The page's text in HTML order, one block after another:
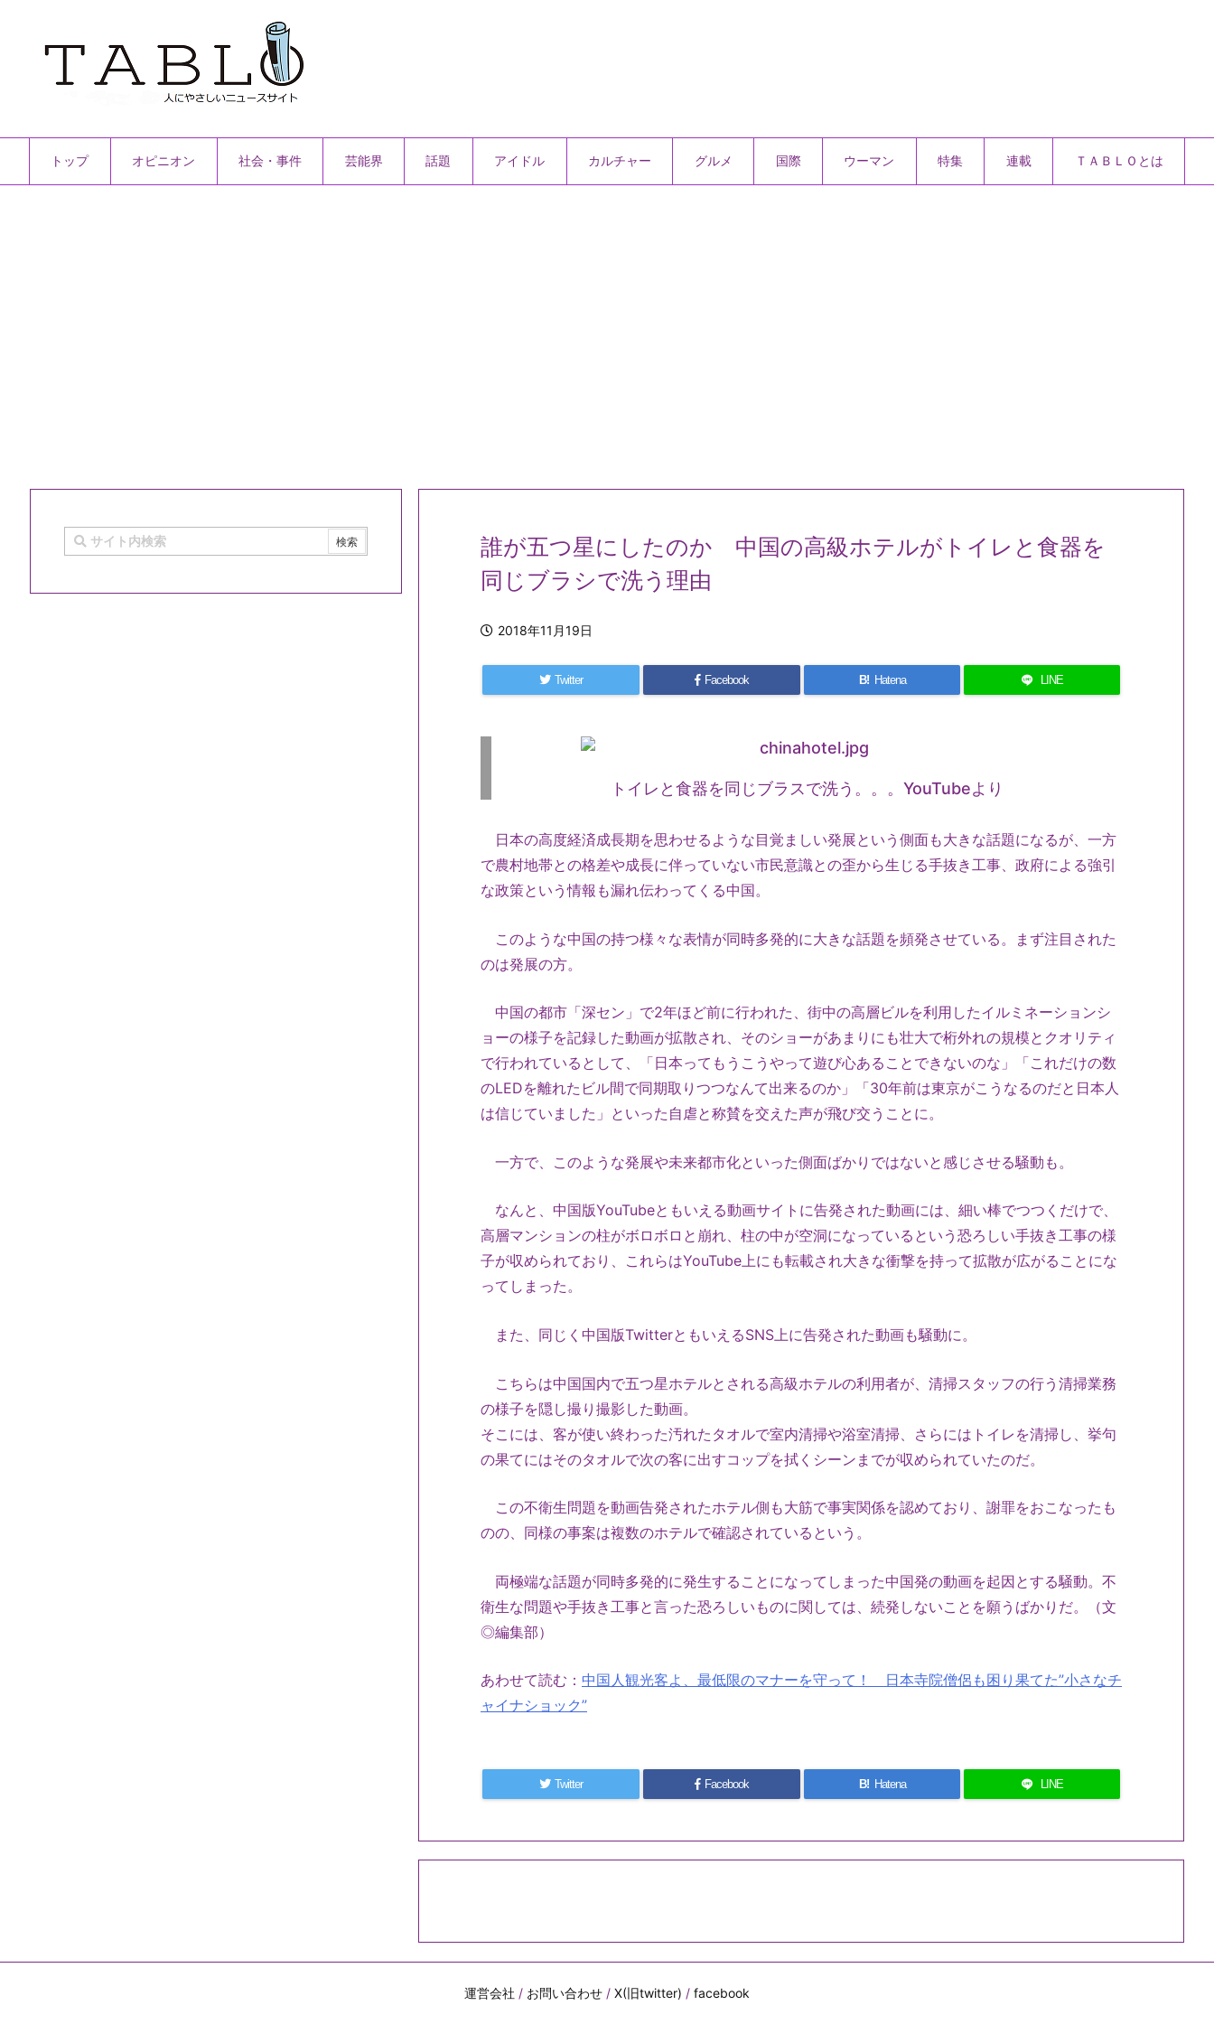
トップ オピニオン 社会・事件 芸能界 話題 アイドル カルチャー グルメ 国際 ウーマン 特集 連載 ＴＡＢＬＯとは
誰が五つ星にしたのか 中国の高級ホテルがトイレと食器を
同じブラシで洗う理由
2018年11月19日
Twitter Facebook B! Hatena LINE
トイレと食器を同じブラスで洗う。。。YouTubeより
日本の高度経済成長期を思わせるような目覚ましい発展という側面も大きな話題になるが、一方
で農村地帯との格差や成長に伴っていない市民意識との歪から生じる手抜き工事、政府による強引
な政策という情報も漏れ伝わってくる中国。
このような中国の持つ様々な表情が同時多発的に大きな話題を頻発させている。まず注目された
のは発展の方。
中国の都市「深セン」で2年ほど前に行われた、街中の高層ビルを利用したイルミネーションシ
ョーの様子を記録した動画が拡散され、そのショーがあまりにも壮大で桁外れの規模とクオリティ
で行われているとして、「日本ってもうこうやって遊び心あることできないのな」「これだけの数
のLEDを離れたビル間で同期取りつつなんて出来るのか」「30年前は東京がこうなるのだと日本人
は信じていました」といった自虐と称賛を交えた声が飛び交うことに。
一方で、このような発展や未来都市化といった側面ばかりではないと感じさせる騒動も。
なんと、中国版YouTubeともいえる動画サイトに告発された動画には、細い棒でつつくだけで、
高層マンションの柱がボロボロと崩れ、柱の中が空洞になっているという恐ろしい手抜き工事の様
子が収められており、これらはYouTube上にも転載され大きな衝撃を持って拡散が広がることにな
ってしまった。
また、同じく中国版TwitterともいえるSNS上に告発された動画も騒動に。
こちらは中国国内で五つ星ホテルとされる高級ホテルの利用者が、清掃スタッフの行う清掃業務
の様子を隠し撮り撮影した動画。
そこには、客が使い終わった汚れたタオルで室内清掃や浴室清掃、さらにはトイレを清掃し、挙句
の果てにはそのタオルで次の客に出すコップを拭くシーンまでが収められていたのだ。
この不衛生問題を動画告発されたホテル側も大筋で事実関係を認めており、謝罪をおこなったも
のの、同様の事案は複数のホテルで確認されているという。
両極端な話題が同時多発的に発生することになってしまった中国発の動画を起因とする騒動。不
衛生な問題や手抜き工事と言った恐ろしいものに関しては、続発しないことを願うばかりだ。（文
◎編集部）
あわせて読む： 中国人観光客よ、最低限のマナーを守って！ 日本寺院僧侶も困り果てた”小さなチ
ャイナショック”
Twitter Facebook B! Hatena LINE
運営会社 / お問い合わせ/ X(旧twitter) / facebook